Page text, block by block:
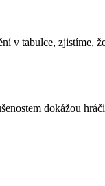
v tabulce,
dokážou